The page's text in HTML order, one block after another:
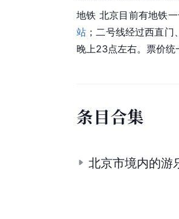
地铁 北京目前有地铁
站 ；二号线经过西直
晚上23点左右。票价
条目合集
北京市境内的游